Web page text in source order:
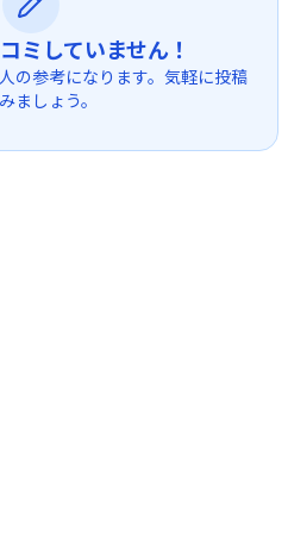
ミしていません！
の参考になります。気軽に投稿
ましょう。